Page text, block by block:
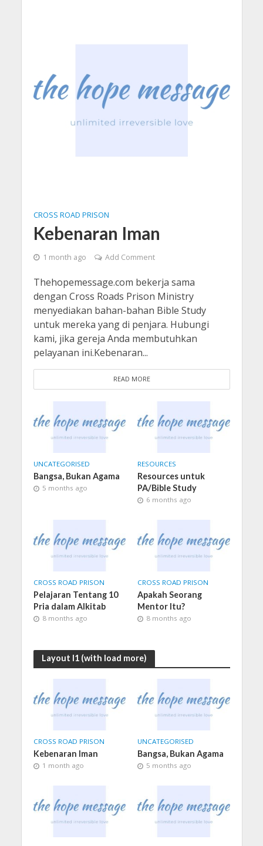
CROSS ROAD PRISON
Kebenaran Iman
1 month ago Add Comment
Thehopemessage.com bekerja sama
dengan Cross Roads Prison Ministry
menyediakan bahan-bahan Bible Study
untuk mereka yang di penjara. Hubungi
kami, jika gereja Anda membutuhkan
pelayanan ini.Kebenaran...
READ MORE
UNCATEGORISED
Bangsa, Bukan Agama
5 months ago
RESOURCES
Resources untuk
PA/Bible Study
6 months ago
CROSS ROAD PRISON
Pelajaran Tentang 10
Pria dalam Alkitab
8 months ago
CROSS ROAD PRISON
Apakah Seorang
Mentor Itu?
8 months ago
Layout I1 (with load more)
CROSS ROAD PRISON
Kebenaran Iman
1 month ago
UNCATEGORISED
Bangsa, Bukan Agama
5 months ago